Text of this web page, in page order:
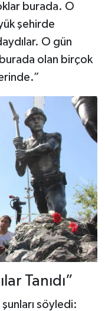
burada. O
şehirde
O gün
olan birçok
Tanıdı”
şunları söyledi: